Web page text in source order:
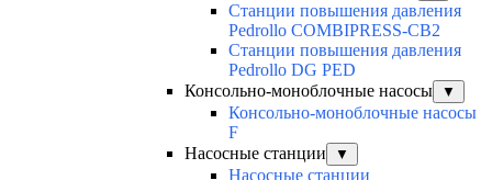
Станции повышения давления
Pedrollo COMBIPRESS-CB2
Станции повышения давления
Pedrollo DG PED
Консольно-моноблочные насосы
▼
Консольно-моноблочные насосы
F
Насосные станции
▼
Насосные станции